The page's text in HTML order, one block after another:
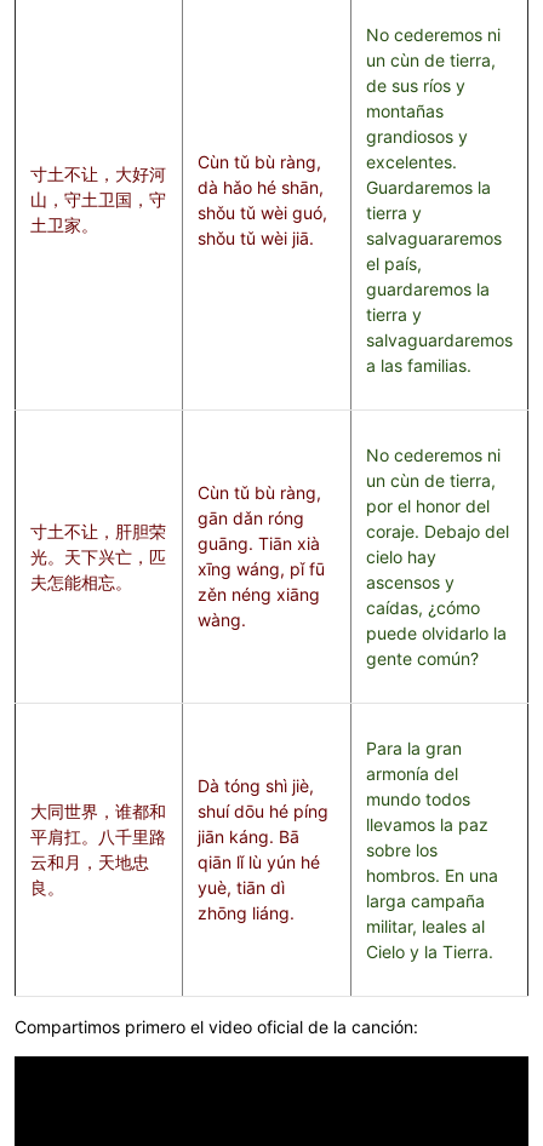
寸土不让，大好河
山，守土卫国，守
土卫家。
Cùn tǔ bù ràng,
dà hǎo hé shān,
shǒu tǔ wèi guó,
shǒu tǔ wèi jiā.
No cederemos ni
un cùn de tierra,
de sus ríos y
montañas
grandiosos y
excelentes.
Guardaremos la
tierra y
salvaguararemos
el país,
guardaremos la
tierra y
salvaguardaremos
a las familias.
寸土不让，肝胆荣
光。天下兴亡，匹
夫怎能相忘。
Cùn tǔ bù ràng,
gān dǎn róng
guāng. Tiān xià
xīng wáng, pǐ fū
zěn néng xiāng
wàng.
No cederemos ni
un cùn de tierra,
por el honor del
coraje. Debajo del
cielo hay
ascensos y
caídas, ¿cómo
puede olvidarlo la
gente común?
大同世界，谁都和
平肩扛。八千里路
云和月，天地忠
良。
Dà tóng shì jiè,
shuí dōu hé píng
jiān káng. Bā
qiān lǐ lù yún hé
yuè, tiān dì
zhōng liáng.
Para la gran
armonía del
mundo todos
llevamos la paz
sobre los
hombros. En una
larga campaña
militar, leales al
Cielo y la Tierra.
Compartimos primero el video oficial de la canción: